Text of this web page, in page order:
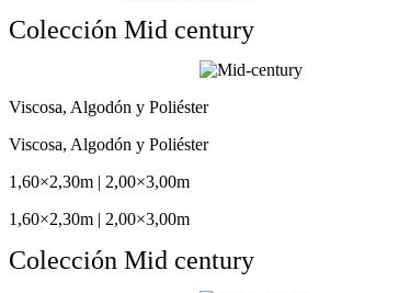
Colección Mid century
Viscosa, Algodón y Poliéster
Viscosa, Algodón y Poliéster
1,60×2,30m | 2,00×3,00m
1,60×2,30m | 2,00×3,00m
Colección Mid century